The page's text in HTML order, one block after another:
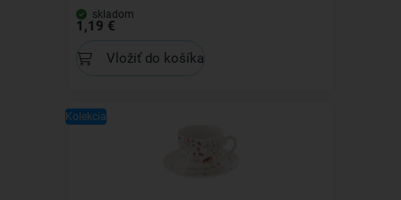
skladom
1,19 €
Vložiť do košíka
Kolekcia